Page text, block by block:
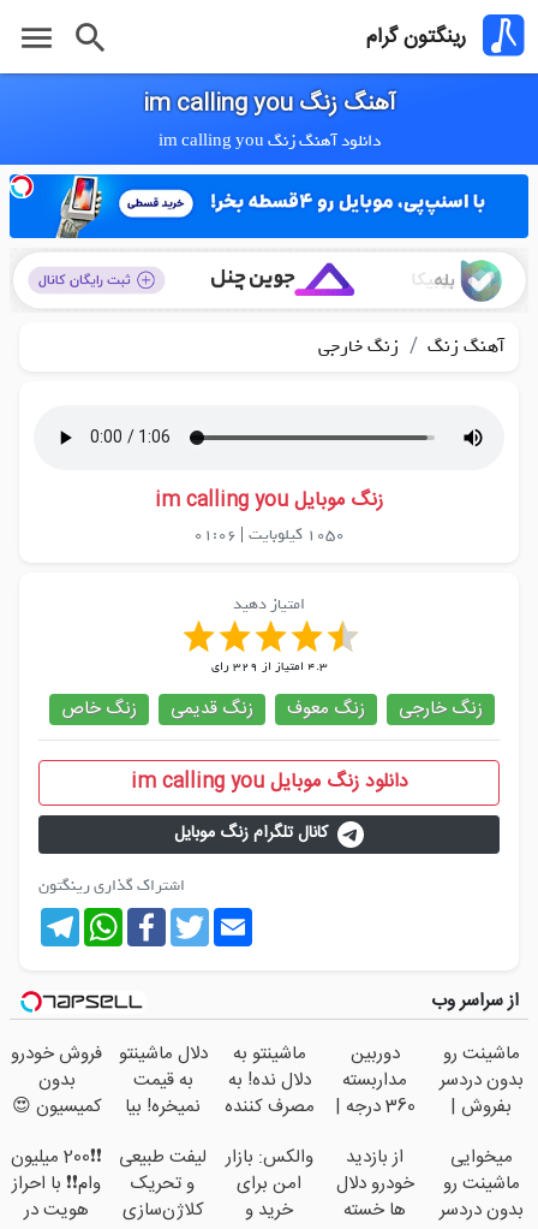
رینگتون گرام search
menu
آهنگ زنگ im calling you
دانلود آهنگ زنگ im calling you
آهنگ زنگ / زنگ خارجی
زنگ موبایل im calling you
1050 کیلوبایت |
01:06
امتیاز دهید
4.3 امتیاز از 329رای
زنگ خارجی زنگ معوف زنگ قدیمی زنگ خاص
دانلود زنگ موبایل im calling you
کانال تلگرام زنگ موبایل
اشتراک گذاری رینگتون
Telegram
WhatsAppFacebookTwitterEmail
از سراسر وب
ماشینت رو
بدون دردسر
بفروش |
کمسیون 😍
دوربین
مداربسته
360 درجه |
و راحت
ماشینتو به
دلال نده! به
مصرف کننده
بدون پاسخ
به یک تماس
دلال ماشینتو
به قیمت
نمیخره! بیا
قیمت
بفروش*فقط
خریدار
فروش خودرو
بدون
کمیسیون 😍
میخوایی
ماشینت رو
بدون دردسر
از بازدید
خودرو دلال
ها خسته
والکس: بازار
امن برای
خرید و
لیفت طبیعی
و تحریک
کلاژن‌سازی
❗❗200 میلیون
وام❗❗ با احراز
هویت در